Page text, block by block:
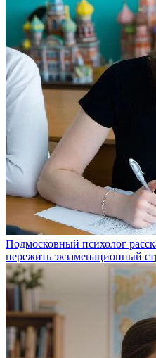
Подмосковный психолог
пережить экзаменационный